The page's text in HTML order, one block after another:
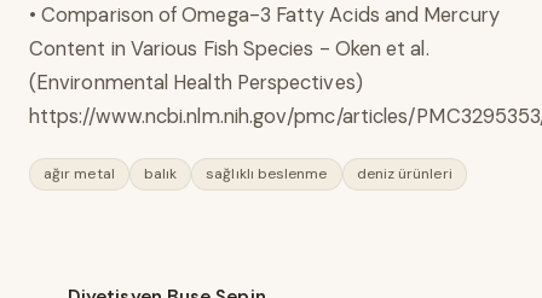
• Comparison of Omega-3 Fatty Acids and Mercury
Content in Various Fish Species - Oken et al.
(Environmental Health Perspectives)
https://www.ncbi.nlm.nih.gov/pmc/articles/
ağır metal balık sağlıklı beslenme deniz ürünleri